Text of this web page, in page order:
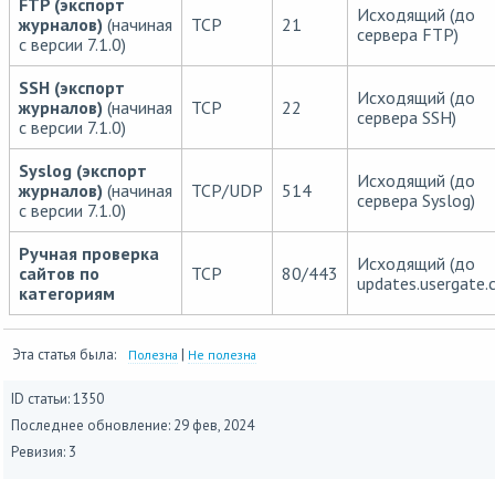
FTP (экспорт
журналов) (начиная
с версии 7.1.0)
TCP 21
Исходящий (до
сервера FTP)
SSH (экспорт
журналов) (начиная
с версии 7.1.0)
TCP 22
Исходящий (до
сервера SSH)
Syslog (экспорт
журналов) (начиная
с версии 7.1.0)
TCP/UDP 514
Исходящий (до
сервера Syslog)
Ручная проверка
сайтов по
категориям
TCP 80/443
Исходящий (до
Эта статья была: Полезна | Не полезна
ID статьи: 1350
Последнее обновление: 29 фев, 2024
Ревизия: 3